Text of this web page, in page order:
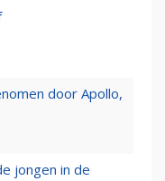
door Apollo,
jongen in de